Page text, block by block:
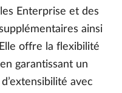
Enterprise et des
ainsi
offre la flexibilité
garantissant un
avec